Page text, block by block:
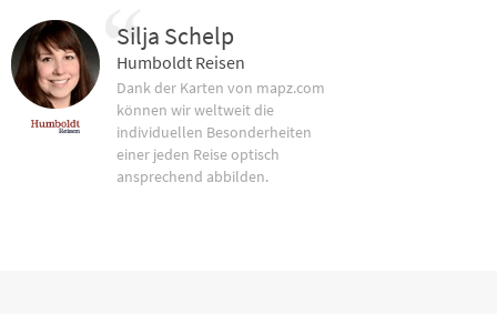
Silja Schelp
Humboldt Reisen
Dank der Karten von mapz.com
können wir weltweit die
individuellen Besonderheiten
einer jeden Reise optisch
ansprechend abbilden.